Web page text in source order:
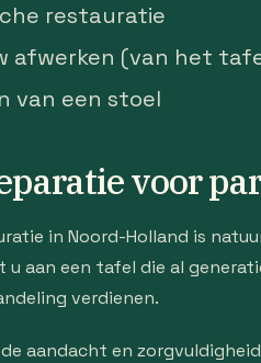
restauratie
afwerken (van het
van een stoel
voor
in Noord-Holland is
aan een tafel die al
verdienen.
aandacht en